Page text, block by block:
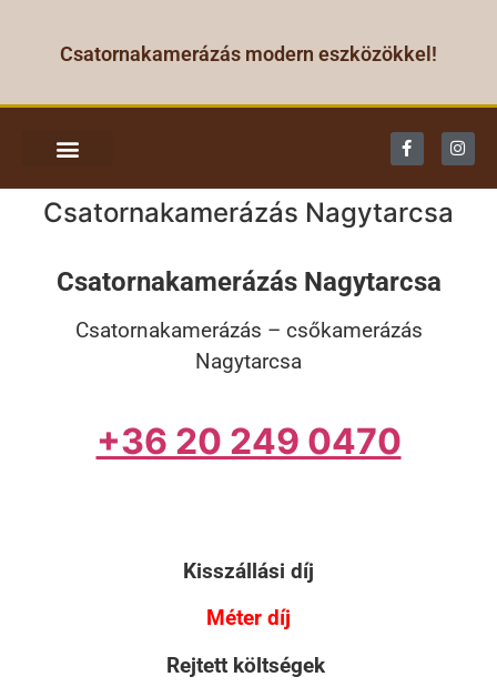
Csatornakamerázás modern eszközökkel!
Csatornakamerázás Nagytarcsa
Csatornakamerázás Nagytarcsa
Csatornakamerázás – csőkamerázás
Nagytarcsa
+36 20 249 0470
Kisszállási díj
Méter díj
Rejtett költségek